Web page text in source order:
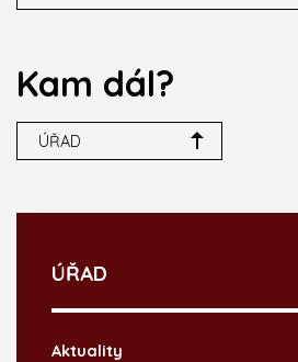
Kam dál?
ÚŘAD
ÚŘAD
Aktuality